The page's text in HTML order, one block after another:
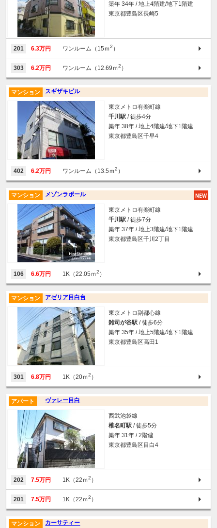
築年 34年 / 地上4階建/地下1階建
東京都豊島区長崎5
201 6.3万円 ワンルーム（15ｍ2 ）
303 6.2万円 ワンルーム（12.69ｍ2 ）
スギザキビル
マンション
東京メトロ有楽町線
千川駅 / 徒歩4分
築年 38年 / 地上4階建/地下1階建
東京都豊島区千早4
402 6.2万円 ワンルーム（13.5ｍ2 ）
メゾンラポール
マンション
東京メトロ有楽町線
千川駅 / 徒歩7分
築年 37年 / 地上3階建/地下1階建
東京都豊島区千川2丁目
106 6.6万円 1K（22.05ｍ2 ）
アゼリア目白台
マンション
東京メトロ副都心線
雑司が谷駅 / 徒歩6分
築年 35年 / 地上5階建/地下1階建
東京都豊島区高田1
301 6.8万円 1K（20ｍ2 ）
ヴァレー目白
アパート
西武池袋線
椎名町駅 / 徒歩5分
築年 31年 / 2階建
東京都豊島区目白4
202 7.5万円 1K（22ｍ2 ）
201 7.5万円 1K（22ｍ2 ）
カーサティー
マンション